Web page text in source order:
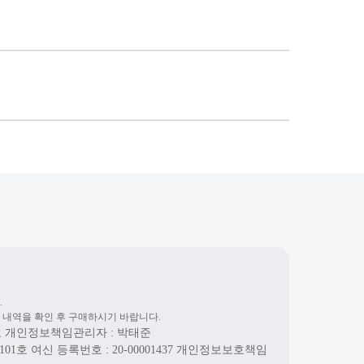
역을 확인 후 구매하시기 바랍니다.
개인정보책임관리자 : 박태준
호 여신 등록번호 : 20-00001437 개인정보보호책임